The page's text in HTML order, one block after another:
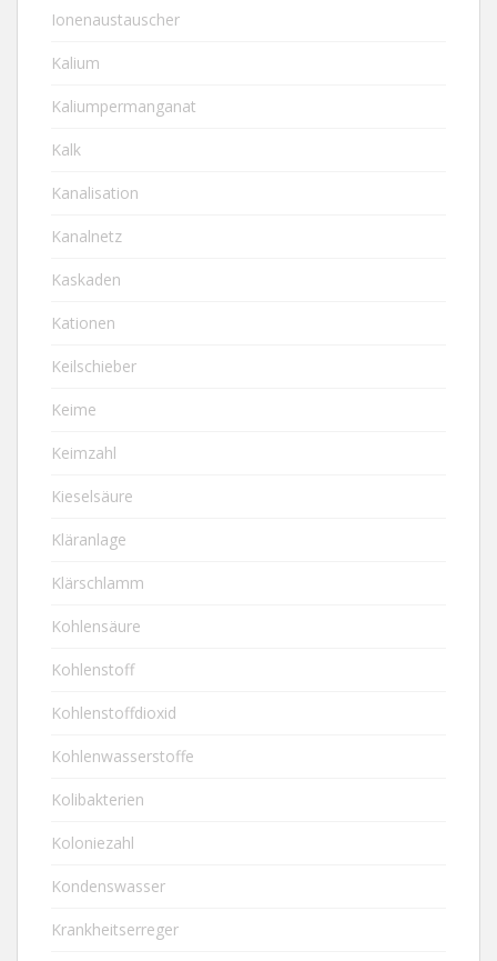
Ionenaustauscher
Kalium
Kaliumpermanganat
Kalk
Kanalisation
Kanalnetz
Kaskaden
Kationen
Keilschieber
Keime
Keimzahl
Kieselsäure
Kläranlage
Klärschlamm
Kohlensäure
Kohlenstoff
Kohlenstoffdioxid
Kohlenwasserstoffe
Kolibakterien
Koloniezahl
Kondenswasser
Krankheitserreger